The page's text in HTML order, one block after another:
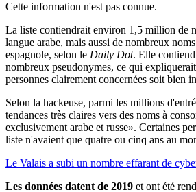
Cette information n'est pas connue.
La liste contiendrait environ 1,5 million de
langue arabe, mais aussi de nombreux
espagnole, selon le Daily Dot. Elle
nombreux pseudonymes, ce qui
personnes clairement concernées soit bien
Selon la hackeuse, parmi les millions
tendances très claires vers des noms à
exclusivement arabe et russe». Certaines
liste n'avaient que quatre ou cinq ans au
Le Valais a subi un nombre effarant de
Les données datent de 2019 et ont été